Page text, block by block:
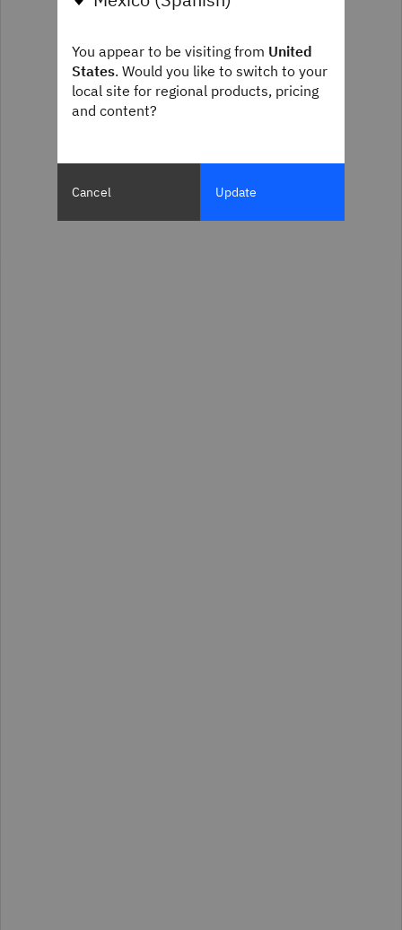
You appear to be visiting from United
States. Would you like to switch to your
local site for regional products, pricing
and content?
Cancel Update